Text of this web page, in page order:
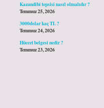
Kazandibi tepsisi nasıl olmalıdır ?
Temmuz 25, 2026
3000dolar kaç TL ?
Temmuz 24, 2026
Hüccet belgesi nedir ?
Temmuz 23, 2026